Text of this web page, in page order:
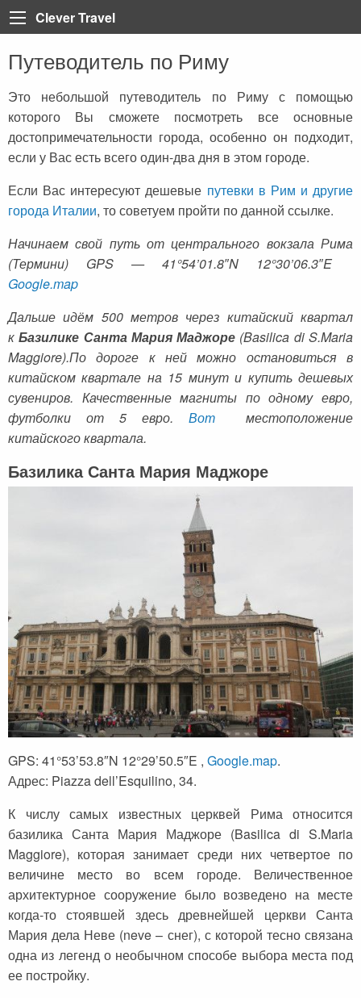
Back
Турция
Анталия
Алания
Мармарис
Стамбул
Каппадокия
Олюдениз
Бодрум
Египет
Марса Алам
Шарм-эль-Шейх
Хургада
Iberotel Costa Mares
Доминикана
Греция
Пелопоннес
Крит
Санторини
Закинф (Закинтос)
Испания
Тенерифе
Коста Брава
Ибица
Фуэртевентура
Барселона
Италия
Неаполь
Рим
Сардиния
Флоренция
Сицилия
Венеция
Франция
Лазурный берег
Париж
Корсика
Тбилиси
Португалия
Мадейра
Черногория
Хорватия
Прага
Иордания
Шри-Ланка
Мексика
Кипр
Тунис
Сейшельские острова
Закопане
Копенгаген
Фарерские острова
Тироль
Закрытые страны
Таиланд
Вьетнам
Катар
Куба
Хайнань (Китай)
Back
Все статьи
Египет
ОАЭ
Регистрация на рейс
Занзибар
Бали
Тенерифе
Пляжи
Достопримечательности
Аэропорты
Back
Болгария
Греция
Грузия
Доминикана
Дубай
Египет
Занзибар
Испания
Италия
Кипр
Мадейра
Мексика
Украина
Франция
Хорватия
Черногория
Чехия
Шри-Ланка
Back
Турция
Египет
Clever Travel
Путеводитель по Риму
Это небольшой путеводитель по Риму с помощью
которого Вы сможете посмотреть все основные
достопримечательности города, особенно он подходит,
если у Вас есть всего один-два дня в этом городе.
Если Вас интересуют дешевые путевки в Рим и другие
города Италии, то советуем пройти по данной ссылке.
Начинаем свой путь от центрального вокзала Рима
(Термини) GPS — 41°54’01.8″N 12°30’06.3″E
Google.map
Дальше идём 500 метров через китайский квартал
к Базилике Санта Мария Маджоре (Basilica di S.Maria
Maggiore).По дороге к ней можно остановиться в
китайском квартале на 15 минут и купить дешевых
сувениров. Качественные магниты по одному евро,
футболки от 5 евро. Вот
местоположение
китайского квартала.
Базилика Санта Мария Маджоре
GPS: 41°53’53.8″N 12°29’50.5″E , Google.map.
Адрес: Piazza dell’Esquilino, 34.
К числу самых известных церквей Рима относится
базилика Санта Мария Маджоре (Basilica di S.Maria
Maggiore), которая занимает среди них четвертое по
величине место во всем городе. Величественное
архитектурное сооружение было возведено на месте
когда-то стоявшей здесь древнейшей церкви Санта
Мария дела Неве (neve – снег), с которой тесно связана
одна из легенд о необычном способе выбора места под
ее постройку.